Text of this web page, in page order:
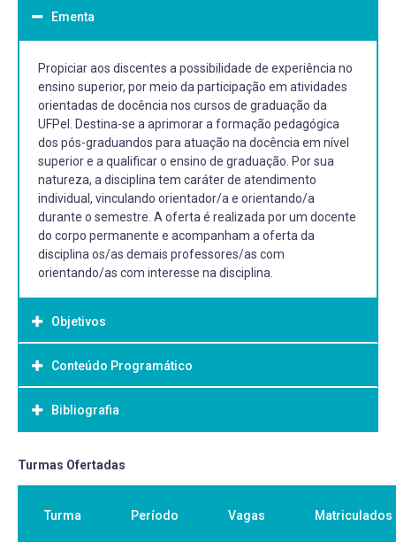
Ementa
Propiciar aos discentes a possibilidade de experiência no
ensino superior, por meio da participação em atividades
orientadas de docência nos cursos de graduação da
UFPel. Destina-se a aprimorar a formação pedagógica
dos pós-graduandos para atuação na docência em nível
superior e a qualificar o ensino de graduação. Por sua
natureza, a disciplina tem caráter de atendimento
individual, vinculando orientador/a e orientando/a
durante o semestre. A oferta é realizada por um docente
do corpo permanente e acompanham a oferta da
disciplina os/as demais professores/as com
orientando/as com interesse na disciplina.
Objetivos
Objetivo Geral:
A disciplina tem por objetivo propiciar aos discentes a
possibilidade de experiência no ensino superior.
Conteúdo Programático
Bibliografia
Bibliografia Básica:
Não se aplica
Turmas Ofertadas
Turma Período Vagas Matriculados